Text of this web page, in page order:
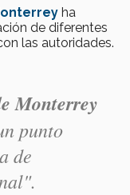
ha
de diferentes
las autoridades.
Monterrey
punto
de